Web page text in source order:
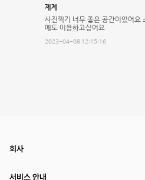
졔졔
사진찍기 너무 좋은 공간이었어요
에도 이용하고싶어요
2023-04-08 12:15:16
회사
서비스 안내